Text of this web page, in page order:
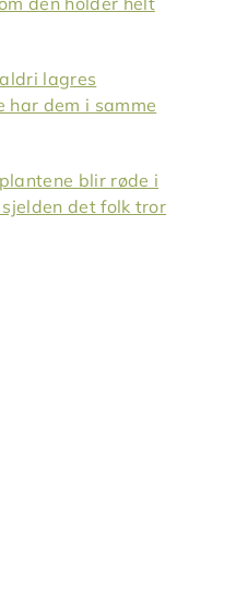
lagres
har dem i samme
blir røde i
det folk tror